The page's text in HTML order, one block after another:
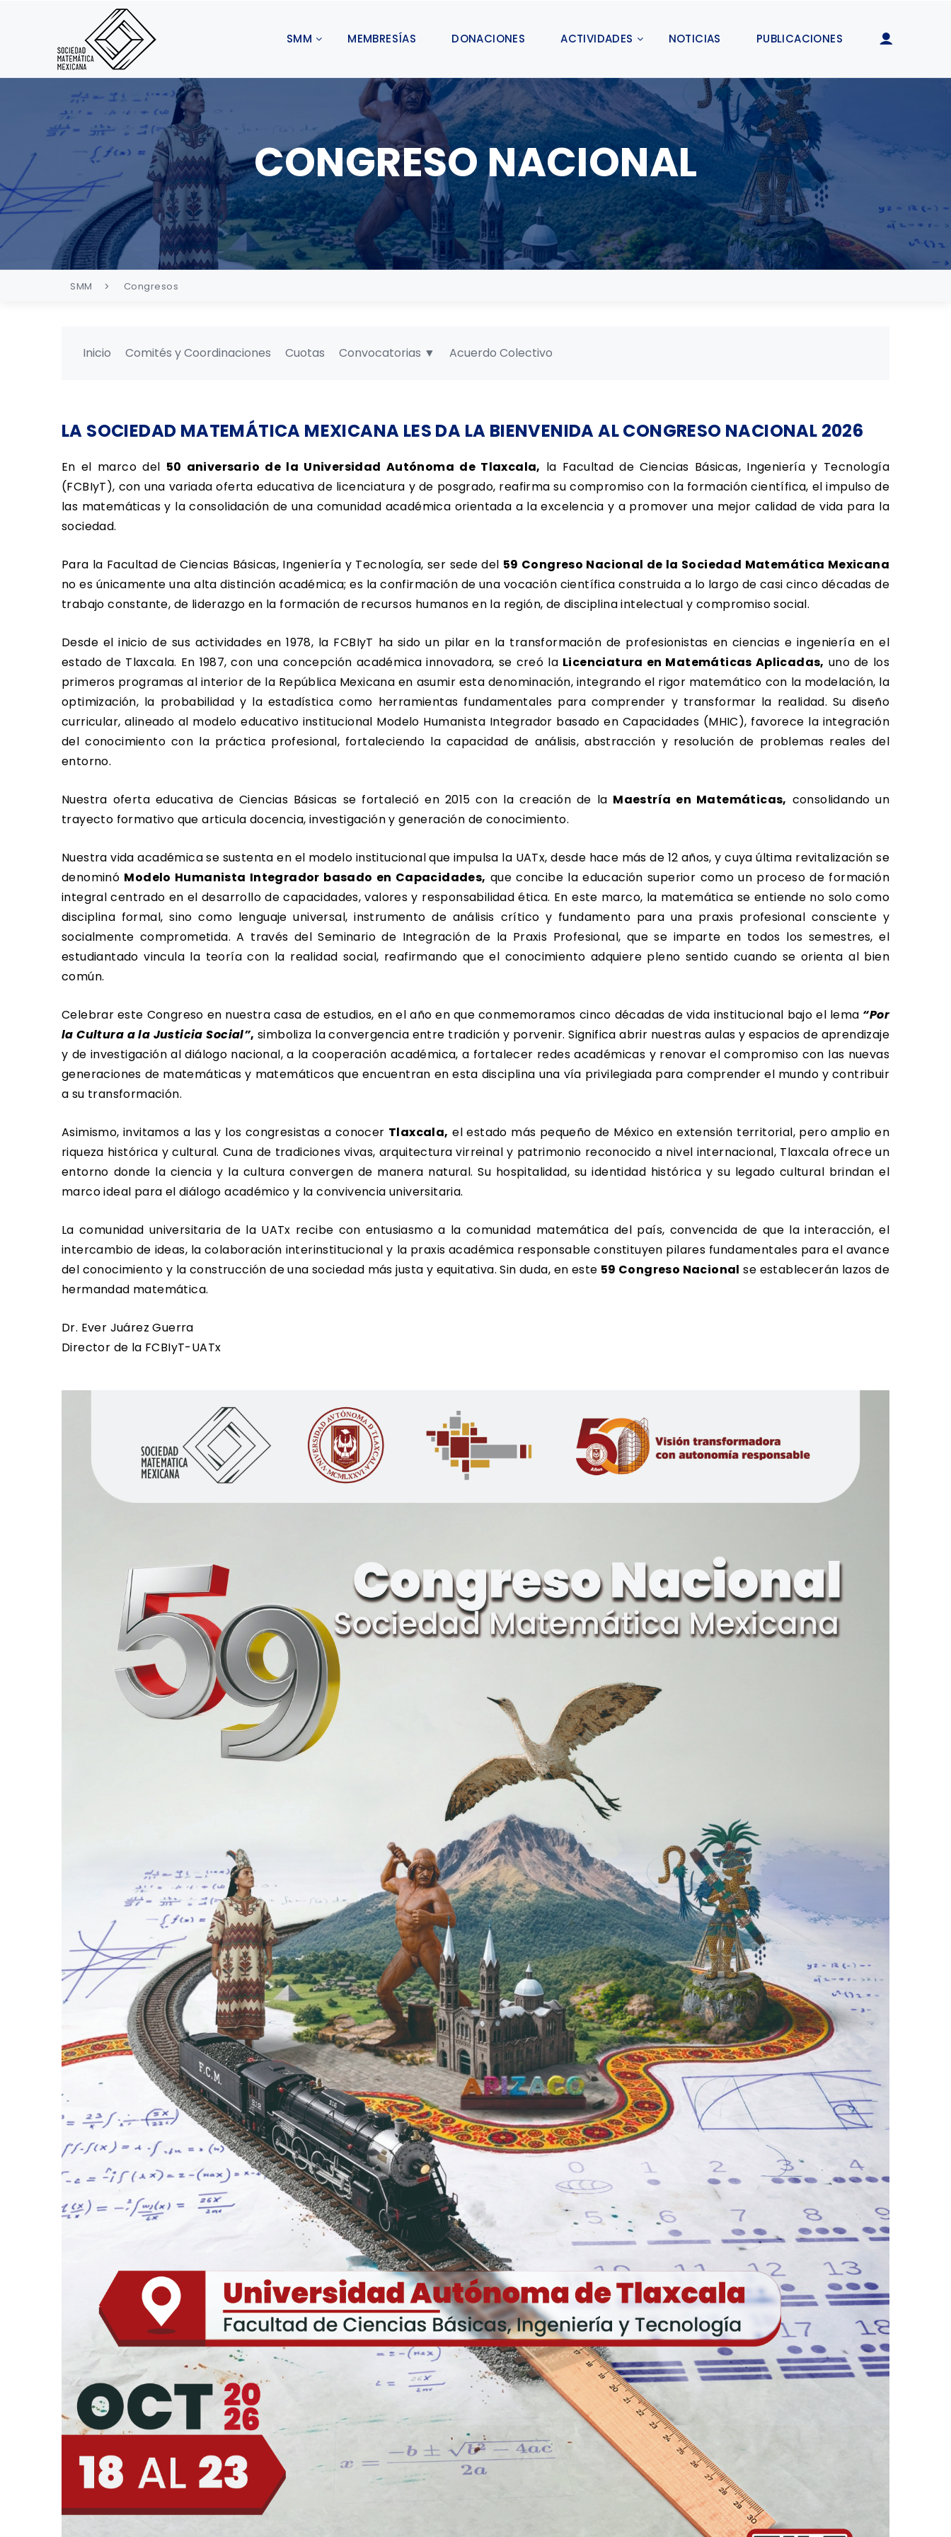
SMM MEMBRESÍAS DONACIONES ACTIVIDADES NOTICIAS PUBLICACIONES
CONGRESO NACIONAL
SMM Congresos
Inicio Comités y Coordinaciones Cuotas Convocatorias ▼ Acuerdo Colectivo
LA SOCIEDAD MATEMÁTICA MEXICANA LES DA LA BIENVENIDA AL CONGRESO NACIONAL 2026
En el marco del 50 aniversario de la Universidad Autónoma de Tlaxcala, la Facultad de Ciencias Básicas, Ingeniería y Tecnología
(FCBIyT), con una variada oferta educativa de licenciatura y de posgrado, reafirma su compromiso con la formación científica, el impulso de
las matemáticas y la consolidación de una comunidad académica orientada a la excelencia y a promover una mejor calidad de vida para la
sociedad.
Para la Facultad de Ciencias Básicas, Ingeniería y Tecnología, ser sede del 59 Congreso Nacional de la Sociedad Matemática Mexicana
no es únicamente una alta distinción académica; es la confirmación de una vocación científica construida a lo largo de casi cinco décadas de
trabajo constante, de liderazgo en la formación de recursos humanos en la región, de disciplina intelectual y compromiso social.
Desde el inicio de sus actividades en 1978, la FCBIyT ha sido un pilar en la transformación de profesionistas en ciencias e ingeniería en el
estado de Tlaxcala. En 1987, con una concepción académica innovadora, se creó la Licenciatura en Matemáticas Aplicadas, uno de los
primeros programas al interior de la República Mexicana en asumir esta denominación, integrando el rigor matemático con la modelación, la
optimización, la probabilidad y la estadística como herramientas fundamentales para comprender y transformar la realidad. Su diseño
curricular, alineado al modelo educativo institucional Modelo Humanista Integrador basado en Capacidades (MHIC), favorece la integración
del conocimiento con la práctica profesional, fortaleciendo la capacidad de análisis, abstracción y resolución de problemas reales del
entorno.
Nuestra oferta educativa de Ciencias Básicas se fortaleció en 2015 con la creación de la Maestría en Matemáticas, consolidando un
trayecto formativo que articula docencia, investigación y generación de conocimiento.
Nuestra vida académica se sustenta en el modelo institucional que impulsa la UATx, desde hace más de 12 años, y cuya última revitalización se
denominó Modelo Humanista Integrador basado en Capacidades, que concibe la educación superior como un proceso de formación
integral centrado en el desarrollo de capacidades, valores y responsabilidad ética. En este marco, la matemática se entiende no solo como
disciplina formal, sino como lenguaje universal, instrumento de análisis crítico y fundamento para una praxis profesional consciente y
socialmente comprometida. A través del Seminario de Integración de la Praxis Profesional, que se imparte en todos los semestres, el
estudiantado vincula la teoría con la realidad social, reafirmando que el conocimiento adquiere pleno sentido cuando se orienta al bien
común.
Celebrar este Congreso en nuestra casa de estudios, en el año en que conmemoramos cinco décadas de vida institucional bajo el lema “Por
la Cultura a la Justicia Social”, simboliza la convergencia entre tradición y porvenir. Significa abrir nuestras aulas y espacios de aprendizaje
y de investigación al diálogo nacional, a la cooperación académica, a fortalecer redes académicas y renovar el compromiso con las nuevas
generaciones de matemáticas y matemáticos que encuentran en esta disciplina una vía privilegiada para comprender el mundo y contribuir
a su transformación.
Asimismo, invitamos a las y los congresistas a conocer Tlaxcala, el estado más pequeño de México en extensión territorial, pero amplio en
riqueza histórica y cultural. Cuna de tradiciones vivas, arquitectura virreinal y patrimonio reconocido a nivel internacional, Tlaxcala ofrece un
entorno donde la ciencia y la cultura convergen de manera natural. Su hospitalidad, su identidad histórica y su legado cultural brindan el
marco ideal para el diálogo académico y la convivencia universitaria.
La comunidad universitaria de la UATx recibe con entusiasmo a la comunidad matemática del país, convencida de que la interacción, el
intercambio de ideas, la colaboración interinstitucional y la praxis académica responsable constituyen pilares fundamentales para el avance
del conocimiento y la construcción de una sociedad más justa y equitativa. Sin duda, en este 59 Congreso Nacional se establecerán lazos de
hermandad matemática.
Dr. Ever Juárez Guerra
Director de la FCBIyT-UATx